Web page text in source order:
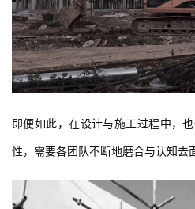
即便如此，在设计与施工过程中，
性，需要各团队不断地磨合与认知去